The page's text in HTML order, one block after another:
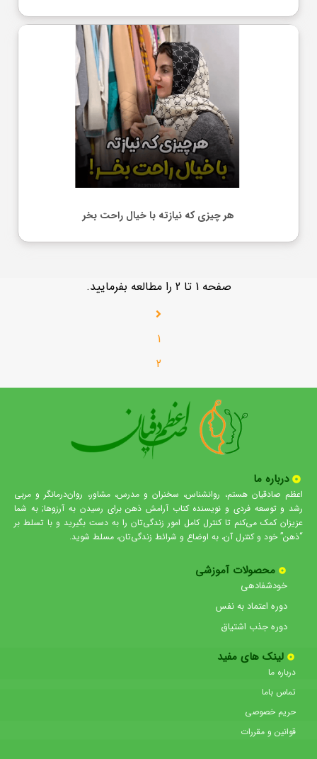
هر چیزی که نیازته با خیال راحت بخر
صفحه 1 تا 2 را مطالعه بفرمایید.
1
2
درباره ما
اعظم صادقیان هستم، روانشناس، سخنران و مدرس، مشاور، روان‌درمانگر و مربی
رشد و توسعه فردی و نویسنده کتاب آرامش ذهن برای رسیدن به آرزوها; به شما
عزیزان کمک می‌کنم تا کنترل کامل امور زندگی‌تان را به دست بگیرید و با تسلط بر
“ذهن” خود و کنترل آن، به اوضاع و شرائط زندگی‌تان، مسلط شوید.
محصولات آموزشی
خودشفادهی
دوره اعتماد به نفس
دوره جذب اشتیاق
لینک های مفید
درباره ما
تماس باما
حریم خصوصی
قوانین و مقررات